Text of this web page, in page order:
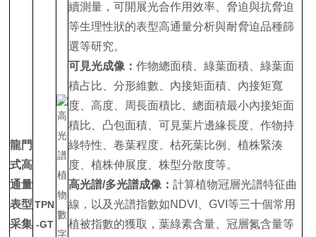
龍門
式高
通量
表型
采集
TPN
-GT
續測量，可開展光合作用效率、脅迫與抗脅迫
等生理性狀的表型高通量分析與耐脅迫品種篩
選等研究。
可見光成像 ：作物總面積、綠葉面積、綠葉面
積占比、分形維數、內接矩面積、內接矩寬
度、高度、周長面積比、總面積最小內接矩面
積比、凸包面積、可見葉片邊緣長度、作物持
綠特性、卷葉程度、枯死葉比例、植株緊湊
度、植株伸展度、株型分散度等。
高光譜/多光譜成像 ：計算植物冠層光譜特征曲
線，以及光譜指數如NDVI、GVI等三十個常用
植被指數的獲取，葉綠素含量、冠層氮含量等